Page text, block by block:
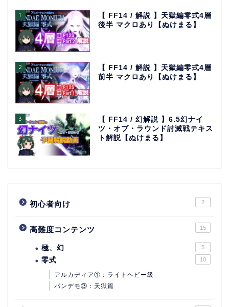
1
【 FF14 / 解説 】天獄編零式4層
後半 マクロあり【ぬけまる】
2
【 FF14 / 解説 】天獄編零式4層
前半 マクロあり【ぬけまる】
3
【 FF14 / 幻解説 】6.5幻ナイ
ツ・オブ・ラウンド討滅戦テキス
ト解説【ぬけまる】
初心者向け 2
高難度コンテンツ 15
極、幻 5
零式 10
アルカディア①：ライトヘビー級
パンデモ③：天獄篇